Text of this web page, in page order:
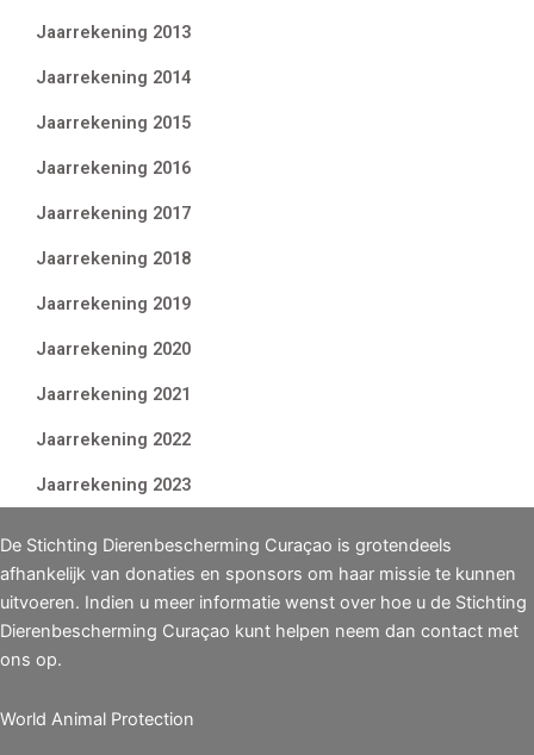
Jaarrekening 2013
Jaarrekening 2014
Jaarrekening 2015
Jaarrekening 2016
Jaarrekening 2017
Jaarrekening 2018
Jaarrekening 2019
Jaarrekening 2020
Jaarrekening 2021
Jaarrekening 2022
Jaarrekening 2023
De Stichting Dierenbescherming Curaçao is grotendeels
afhankelijk van donaties en sponsors om haar missie te kunnen
uitvoeren. Indien u meer informatie wenst over hoe u de Stichting
Dierenbescherming Curaçao kunt helpen neem dan contact met
ons op.
World Animal Protection